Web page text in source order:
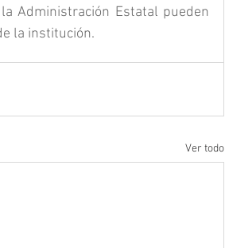
Administración Estatal pueden
la institución.
Ver todo